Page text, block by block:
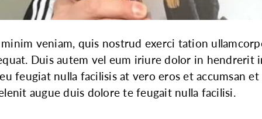
veniam, quis nostrud exerci tation
Duis autem vel eum iriure dolor in hendrerit
feugiat nulla facilisis at vero eros et accumsan
augue duis dolore te feugait nulla facilisi.